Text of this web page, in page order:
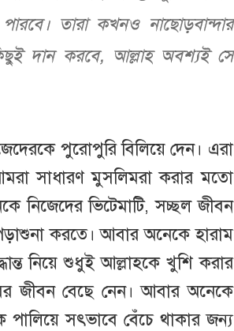
তারা কখনও নাছোড়বান্দার
দান করবে, আল্লাহ অবশ্যই সে
পুরোপুরি বিলিয়ে দেন। এরা
সাধারণ মুসলিমরা করার মতো
নিজেদের ভিটেমাটি, সচ্ছল জীবন
করতে। আবার অনেকে হারাম
নিয়ে শুধুই আল্লাহকে খুশি করার
জীবন বেছে নেন। আবার অনেকে
সৎভাবে বেঁচে থাকার জন্য